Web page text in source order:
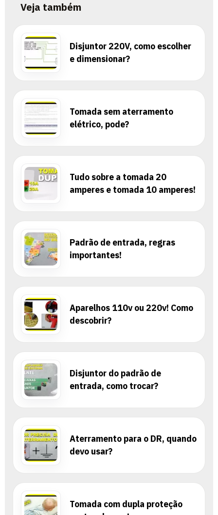
Veja também
Disjuntor 220V, como escolher
e dimensionar?
Tomada sem aterramento
elétrico, pode?
Tudo sobre a tomada 20
amperes e tomada 10 amperes!
Padrão de entrada, regras
importantes!
Aparelhos 110v ou 220v! Como
descobrir?
Disjuntor do padrão de
entrada, como trocar?
Aterramento para o DR, quando
devo usar?
Tomada com dupla proteção